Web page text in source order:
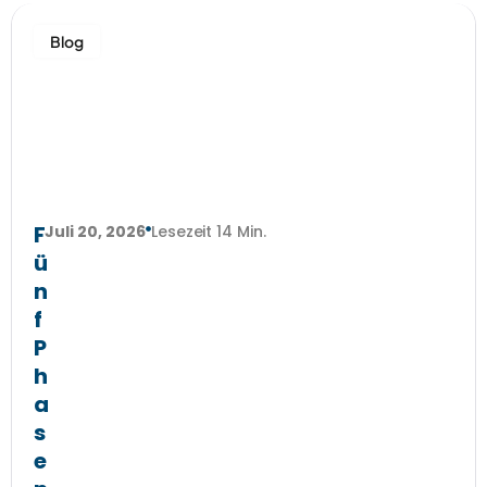
Blog
F
ü
n
f
P
h
a
s
e
Juli 20, 2026 Lesezeit 14 Min.